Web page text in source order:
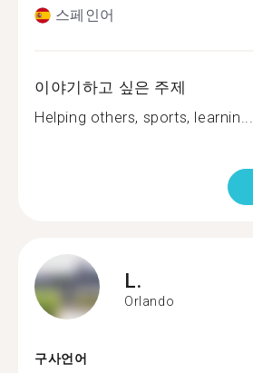
스페인어
이야기하고 싶은 주제
Helping others, sports, learnin...
L.
Orlando
구사언어